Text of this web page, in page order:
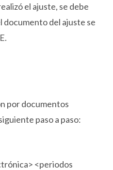
el ajuste, se debe
documento del ajuste se
por documentos
paso a paso:
<periodos